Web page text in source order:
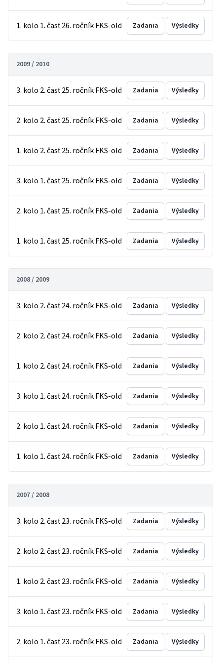
1. kolo 1. časť 26. ročník FKS-old Zadania Výsledky
2009 / 2010
3. kolo 2. časť 25. ročník FKS-old Zadania Výsledky
2. kolo 2. časť 25. ročník FKS-old Zadania Výsledky
1. kolo 2. časť 25. ročník FKS-old Zadania Výsledky
3. kolo 1. časť 25. ročník FKS-old Zadania Výsledky
2. kolo 1. časť 25. ročník FKS-old Zadania Výsledky
1. kolo 1. časť 25. ročník FKS-old Zadania Výsledky
2008 / 2009
3. kolo 2. časť 24. ročník FKS-old Zadania Výsledky
2. kolo 2. časť 24. ročník FKS-old Zadania Výsledky
1. kolo 2. časť 24. ročník FKS-old Zadania Výsledky
3. kolo 1. časť 24. ročník FKS-old Zadania Výsledky
2. kolo 1. časť 24. ročník FKS-old Zadania Výsledky
1. kolo 1. časť 24. ročník FKS-old Zadania Výsledky
2007 / 2008
3. kolo 2. časť 23. ročník FKS-old Zadania Výsledky
2. kolo 2. časť 23. ročník FKS-old Zadania Výsledky
1. kolo 2. časť 23. ročník FKS-old Zadania Výsledky
3. kolo 1. časť 23. ročník FKS-old Zadania Výsledky
2. kolo 1. časť 23. ročník FKS-old Zadania Výsledky